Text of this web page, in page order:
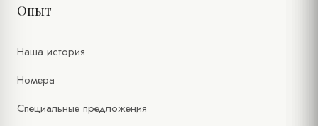
Опыт
Наша история
Номера
Специальные предложения